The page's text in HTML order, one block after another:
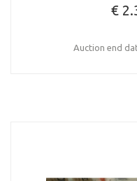
€
Auction end